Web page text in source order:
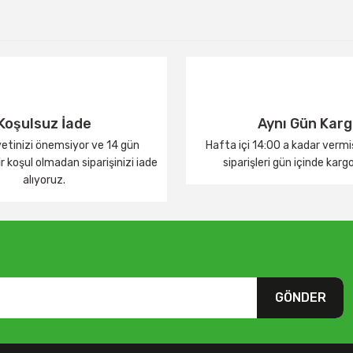
İade
önemsiyor ve 14 gün
koşul olmadan siparişinizi iade
alıyoruz.
Aynı Gün
Hafta içi 14:00 a kadar
siparişleri gün içinde
GÖNDER